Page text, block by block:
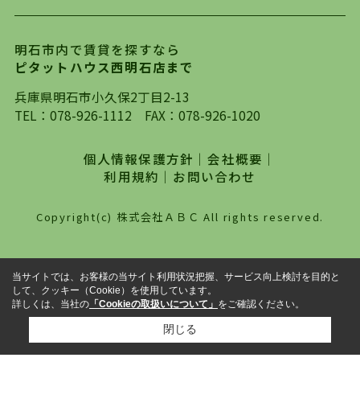
ります。店頭で限られた物件をご紹介する、従来
自身でインターネットを利用し、理想のお部屋を
探していただき、選択していただいた物件情報に
対して、専門知識を持ったスタッフがサポートさ
せていただくスタイルを心がけております。私た
は、一度だけでは終わらない、お客様との末長い
お付き合いです。初めての一人暮らしから、就
職・ご結婚・売買物件の購入、などなど一生涯に
わたる、良きアドバイザーとして、地域に密着し
た営業スタイルで様々なお役立ちができればと強
わせください。
明石市内で賃貸を探すなら
ピタットハウス西明石店まで
兵庫県明石市小久保2丁目2-13
TEL： 078-926-1112 FAX：078-926-1020
個人情報保護方針 ｜会社概要 ｜
利用規約 ｜ お問い合わせ
Copyright(c) 株式会社ＡＢＣ All rights reserved.
当サイトでは、お客様の当サイト利用状況把握、サービス向上検討を目的と
して、クッキー（Cookie）を使用しています。
詳しくは、当社の 「Cookieの取扱いについて」 をご確認ください。
閉じる